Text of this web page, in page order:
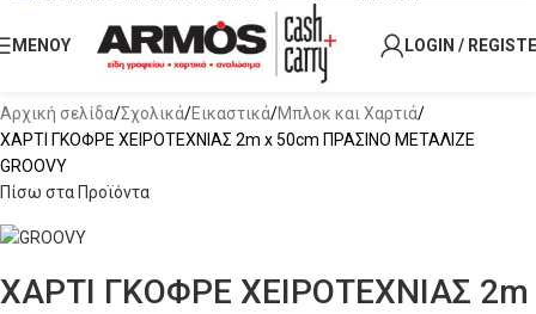
ΜΕΝΟΥ LOGIN /
Click to enlarge
Αρχική σελίδα Σχολικά Εικαστικά Μπλοκ και Χαρτιά
ΧΑΡΤΙ ΓΚΟΦΡΕ ΧΕΙΡΟΤΕΧΝΙΑΣ 2m x 50cm ΠΡΑΣΙΝΟ ΜΕΤΑΛΙΖΕ
GROOVY
Πίσω στα Προϊόντα
ΧΑΡΤΙ ΓΚΟΦΡΕ ΧΕΙΡΟΤΕΧΝΙΑΣ 2m